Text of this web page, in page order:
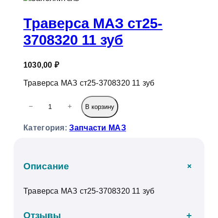
Траверса МАЗ ст25-
3708320 11 зуб
1030,00 ₽
Траверса МАЗ ст25-3708320 11 зуб
и
с
т
о
о
− + В корзину
Категория:Запчасти МАЗ
Описание +
Траверса МАЗ ст25-3708320 11 зуб
Отзывы +